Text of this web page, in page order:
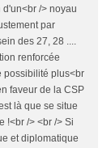
/> noyau
par
des 27, 28 ....
renforcée
possibilité plus<br
faveur de la CSP
là que se situe
!<br /> <br /> Si
et diplomatique